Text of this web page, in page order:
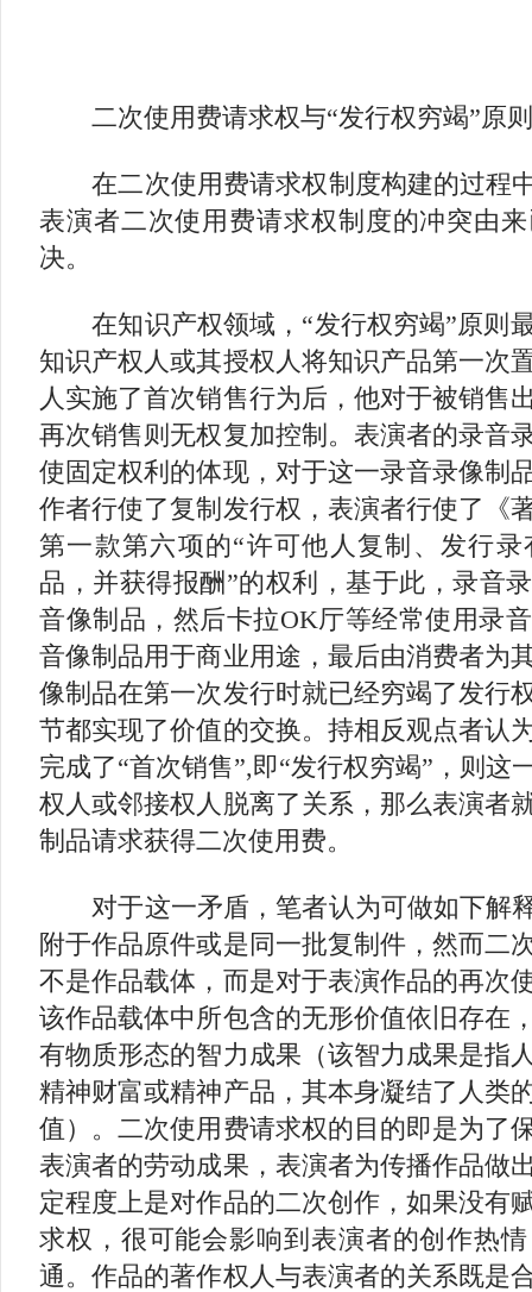
二次使用费请求权与“发行权穷竭”原
在二次使用费请求权制度构建的过程
表演者二次使用费请求权制度的冲突由
决。
在知识产权领域，“发行权穷竭”原则
知识产权人或其授权人将知识产品第一次
人实施了首次销售行为后，他对于被销售
再次销售则无权复加控制。表演者的录音
使固定权利的体现，对于这一录音录像制
作者行使了复制发行权，表演者行使了《
第一款第六项的“许可他人复制、发行
品，并获得报酬”的权利，基于此，录音
音像制品，然后卡拉OK厅等经常使用录
音像制品用于商业用途，最后由消费者为
像制品在第一次发行时就已经穷竭了发行
节都实现了价值的交换。持相反观点者认
完成了“首次销售”,即“发行权穷竭”，则这
权人或邻接权人脱离了关系，那么表演者
制品请求获得二次使用费。
对于这一矛盾，笔者认为可做如下解
附于作品原件或是同一批复制件，然而二
不是作品载体，而是对于表演作品的再次
该作品载体中所包含的无形价值依旧存在
有物质形态的智力成果（该智力成果是指
精神财富或精神产品，其本身凝结了人类
值）。二次使用费请求权的目的即是为了
表演者的劳动成果，表演者为传播作品做
定程度上是对作品的二次创作，如果没有
求权，很可能会影响到表演者的创作热
通。作品的著作权人与表演者的关系既是